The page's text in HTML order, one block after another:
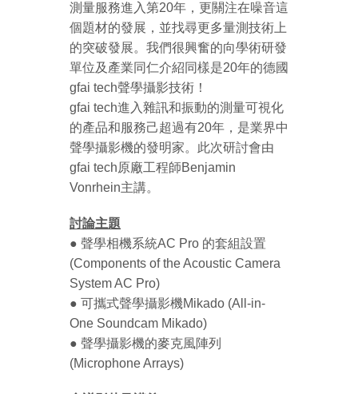
測量服務進入第20年，更關注在噪音這
個題材的發展，並找尋更多量測技術上
的突破發展。我們很興奮的向學術研發
單位及產業同仁介紹同樣是20年的德國
gfai tech聲學攝影技術！
gfai tech進入雜訊和振動的測量可視化
的產品和服務己超過有20年，是業界中
聲學攝影機的發明家。 此次研討會由
gfai tech原廠工程師Benjamin
Vonrhein主講。
討論主題
● 聲學相機系統AC Pro 的套組設置
(Components of the Acoustic Camera
System AC Pro)
● 可攜式聲學攝影機Mikado (All-in-
One Soundcam Mikado)
● 聲學攝影機的麥克風陣列
(Microphone Arrays)